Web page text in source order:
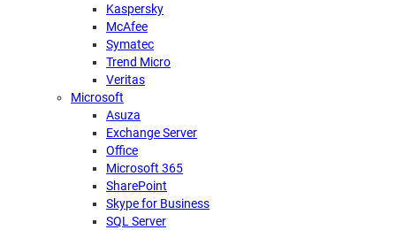
Kaspersky
McAfee
Symatec
Trend Micro
Veritas
Microsoft
Asuza
Exchange Server
Office
Microsoft 365
SharePoint
Skype for Business
SQL Server